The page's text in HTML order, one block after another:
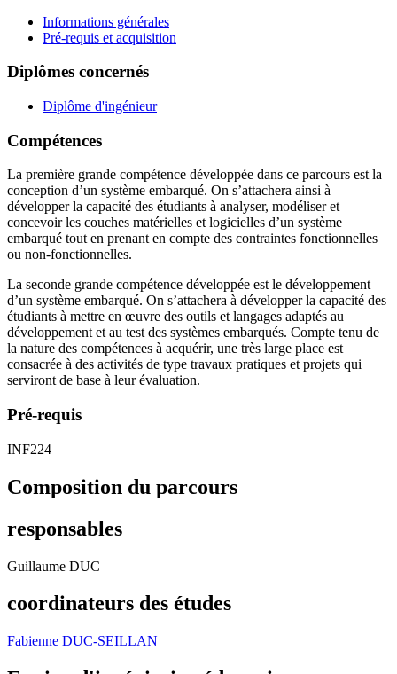
Informations générales
Pré-requis et acquisition
Diplômes concernés
Diplôme d'ingénieur
Compétences
La première grande compétence développée dans ce parcours est la
conception d’un système embarqué. On s’attachera ainsi à
développer la capacité des étudiants à analyser, modéliser et
concevoir les couches matérielles et logicielles d’un système
embarqué tout en prenant en compte des contraintes fonctionnelles
ou non-fonctionnelles.
La seconde grande compétence développée est le développement
d’un système embarqué. On s’attachera à développer la capacité des
étudiants à mettre en œuvre des outils et langages adaptés au
développement et au test des systèmes embarqués. Compte tenu de
la nature des compétences à acquérir, une très large place est
consacrée à des activités de type travaux pratiques et projets qui
serviront de base à leur évaluation.
Pré-requis
INF224
Composition du parcours
responsables
Guillaume DUC
coordinateurs des études
Fabienne DUC-SEILLAN